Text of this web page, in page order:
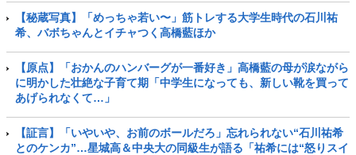
【秘蔵写真】「めっちゃ若い〜」筋トレする大学生時代の石川祐
希、バボちゃんとイチャつく高橋藍ほか
【原点】「おかんのハンバーグが一番好き」高橋藍の母が涙ながら
に明かした壮絶な子育て期「中学生になっても、新しい靴を買って
あげられなくて…」
【証言】「いやいや、お前のボールだろ」忘れられない“石川祐希
とのケンカ”…星城高＆中央大の同級生が語る「祐希には“怒りスイ